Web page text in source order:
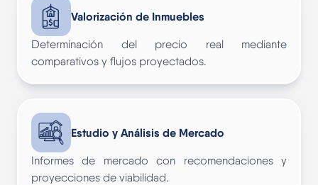
Valorización de Inmuebles
Determinación del precio real mediante
comparativos y flujos proyectados.
Estudio y Análisis de Mercado
Informes de mercado con recomendaciones y
proyecciones de viabilidad.